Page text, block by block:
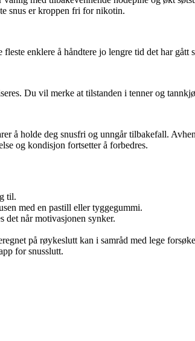
snus er kroppen fri for nikotin.
enklere å håndtere jo lengre tid det har gått
Du vil merke at tilstanden i tenner og
å holde deg snusfri og unngår tilbakefall.
og kondisjon fortsetter å forbedres.
til.
med en pastill eller tyggegummi.
det når motivasjonen synker.
på røykeslutt kan i samråd med lege
for snusslutt.